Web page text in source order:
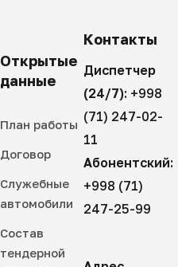
Открытые
данные
План работы
Договор
Служебные
автомобили
Состав
тендерной
Контакты
Диспетчер
(24/7): +998
(71) 247-02-
11
Абонентский:
+998 (71)
247-25-99